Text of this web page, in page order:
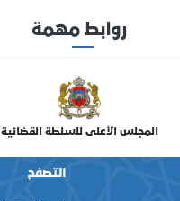
روابط مهمة
المجلس الأعلى للسلطة القضائية
التصفح